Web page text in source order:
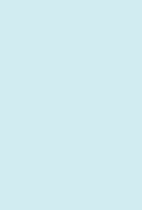
院が『クーパン』1人
つ
駆逐艦「KDDX」1番艦
！ 日米の協調に韓国が
韓！⇒ さっそく空港に